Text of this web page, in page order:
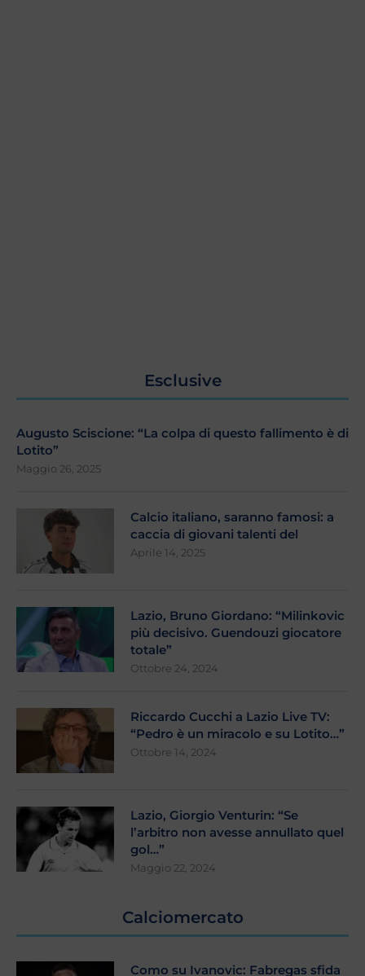
Esclusive
Augusto Sciscione: “La colpa di questo fallimento è di
Lotito”
Maggio 26, 2025
Calcio italiano, saranno famosi: a
caccia di giovani talenti del
Aprile 14, 2025
Lazio, Bruno Giordano: “Milinkovic
più decisivo. Guendouzi giocatore
totale”
Ottobre 24, 2024
Riccardo Cucchi a Lazio Live TV:
“Pedro è un miracolo e su Lotito…”
Ottobre 14, 2024
Lazio, Giorgio Venturin: “Se
l’arbitro non avesse annullato quel
gol…”
Maggio 22, 2024
Calciomercato
Como su Ivanovic: Fabregas sfida